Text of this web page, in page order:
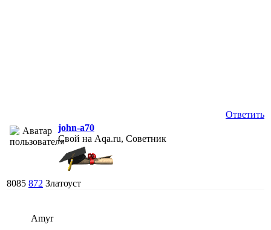
Ответить
john-a70
Свой на Aqa.ru, Советник
8085 872 Златоуст
Amyr